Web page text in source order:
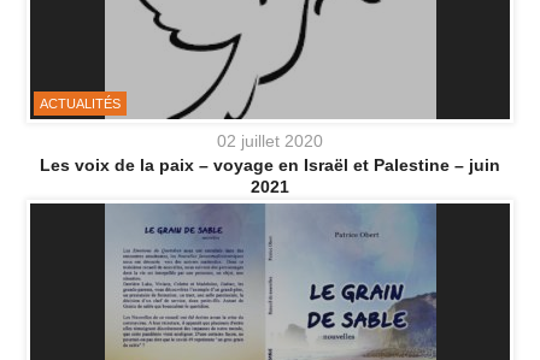
ACTUALITÉS
02 juillet 2020
Les voix de la paix – voyage en Israël et Palestine – juin
2021